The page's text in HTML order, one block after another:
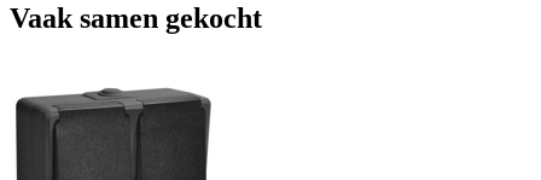
Vaak samen gekocht